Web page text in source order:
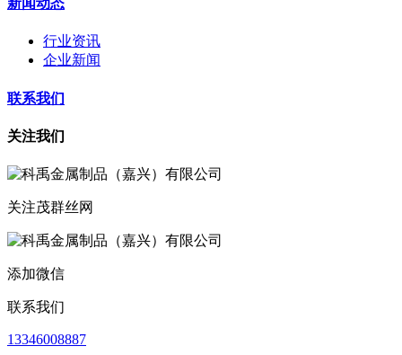
新闻动态
行业资讯
企业新闻
联系我们
关注我们
关注茂群丝网
添加微信
联系我们
13346008887